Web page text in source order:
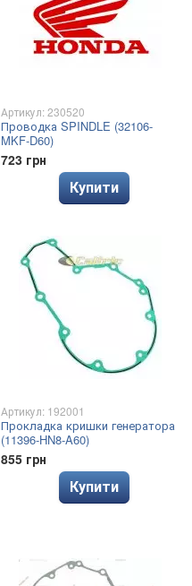
Артикул: 230520
Проводка SPINDLE (32106-
MKF-D60)
723 грн
Купити
Артикул: 192001
Прокладка кришки генератора
(11396-HN8-A60)
855 грн
Купити